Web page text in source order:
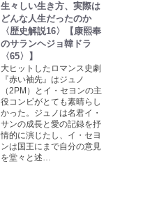
生々しい生き方、実際は
どんな人生だったのか
〈歴史解説16〉【康熙奉
のサランヘジョ韓ドラ
〈65〉】
大ヒットしたロマンス史劇
『赤い袖先』はジュノ
（2PM）とイ・セヨンの主
役コンビがとても素晴らし
かった。ジュノは名君イ・
サンの成長と愛の記録を抒
情的に演じたし、イ・セヨ
ンは国王にまで自分の意見
を堂々と述…